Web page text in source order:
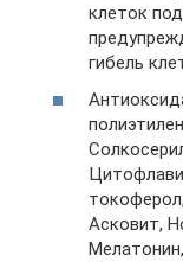
клеток
гибель
Асковит,